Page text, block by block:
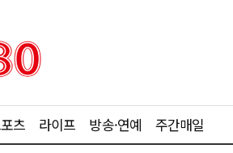
츠 라이프 방송·연예 주간매일